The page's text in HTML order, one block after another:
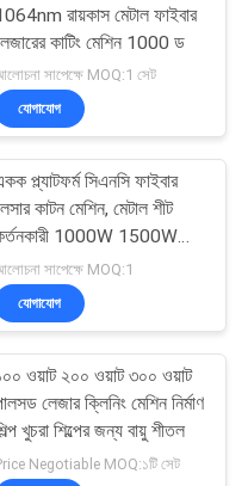
মেশিন
ওয়েল্ডিং
160
রায়কাস মেটাল ফাইবার
কাটিং মেশিন 1000 ড
সাপেক্ষে MOQ:1 সেট
যোগাযোগ
প্ল্যাটফর্ম সিএনসি ফাইবার
কাটন মেশিন, মেটাল শীট
1000W 1500W
সাপেক্ষে MOQ:1
যোগাযোগ
ওয়াট ২০০ ওয়াট ৩০০ ওয়াট
লেজার ক্লিনিং মেশিন নির্মাণ
খুচরা শিল্পের জন্য বায়ু শীতল
Negotiable MOQ:১টি সেট